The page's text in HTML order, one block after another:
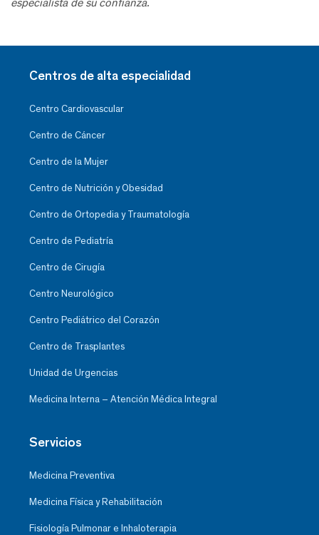
Centros de alta especialidad
Centro Cardiovascular
Centro de Cáncer
Centro de la Mujer
Centro de Nutrición y Obesidad
Centro de Ortopedia y Traumatología
Centro de Pediatría
Centro de Cirugía
Centro Neurológico
Centro Pediátrico del Corazón
Centro de Trasplantes
Unidad de Urgencias
Medicina Interna – Atención Médica Integral
Servicios
Medicina Preventiva
Medicina Física y Rehabilitación
Fisiología Pulmonar e Inhaloterapia